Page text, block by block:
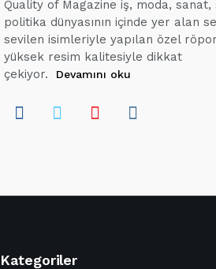
Quality of Magazine iş, moda, sanat,
politika dünyasının içinde yer alan
sevilen isimleriyle yapılan özel
yüksek resim kalitesiyle dikkat
çekiyor.
Devamını oku
Kategoriler